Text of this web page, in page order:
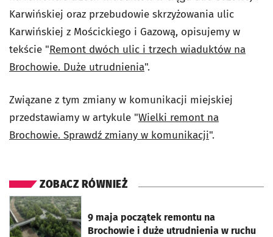
Karwińskiej oraz przebudowie skrzyżowania ulic
Karwińskiej z Mościckiego i Gazową, opisujemy w
tekście "Remont dwóch ulic i trzech wiaduktów na
Brochowie. Duże utrudnienia".
Związane z tym zmiany w komunikacji miejskiej
przedstawiamy w artykule "Wielki remont na
Brochowie. Sprawdź zmiany w komunikacji".
ZOBACZ RÓWNIEŻ
9 maja początek remontu na
Brochowie i duże utrudnienia w ruchu
otworzy się w nowej karcie